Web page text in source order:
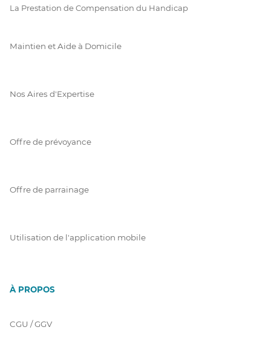
La Prestation de Compensation du Handicap
Maintien et Aide à Domicile
Nos Aires d'Expertise
Offre de prévoyance
Offre de parrainage
Utilisation de l'application mobile
À PROPOS
CGU / GGV